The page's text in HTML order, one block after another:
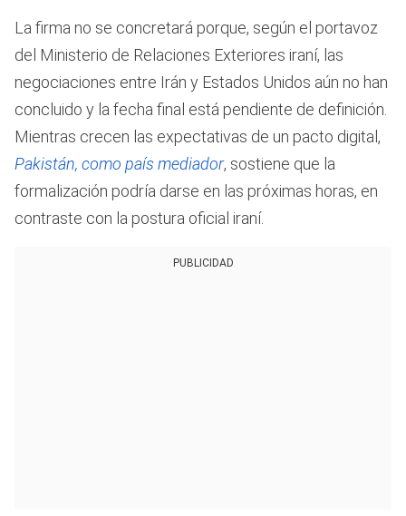
La firma no se concretará porque, según el portavoz
del Ministerio de Relaciones Exteriores iraní, las
negociaciones entre Irán y Estados Unidos aún no han
concluido y la fecha final está pendiente de definición.
Mientras crecen las expectativas de un pacto digital,
Pakistán, como país mediador, sostiene que la
formalización podría darse en las próximas horas, en
contraste con la postura oficial iraní.
PUBLICIDAD